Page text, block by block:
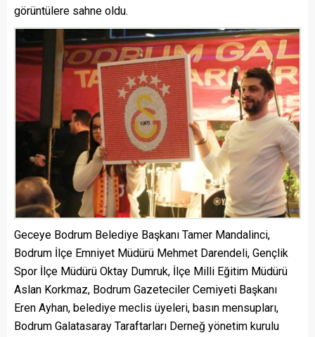
görüntülere sahne oldu.
Geceye Bodrum Belediye Başkanı Tamer Mandalinci,
Bodrum İlçe Emniyet Müdürü Mehmet Darendeli, Gençlik
Spor İlçe Müdürü Oktay Dumruk, İlçe Milli Eğitim Müdürü
Aslan Korkmaz, Bodrum Gazeteciler Cemiyeti Başkanı
Eren Ayhan, belediye meclis üyeleri, basın mensupları,
Bodrum Galatasaray Taraftarları Derneğ yönetim kurulu